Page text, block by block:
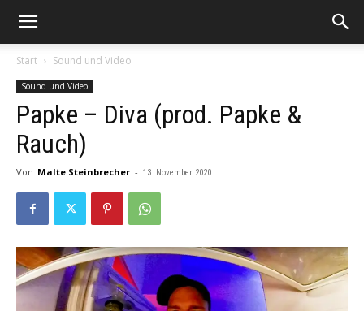
Start Sound und Video
Sound und Video
Papke – Diva (prod. Papke &
Rauch)
Von Malte Steinbrecher - 13. November 2020